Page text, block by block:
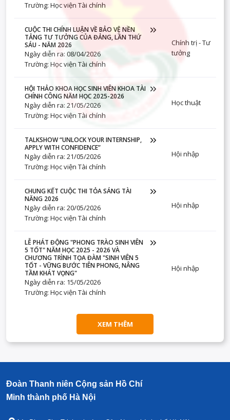
Trường: Học viện Tài chính
CUỘC THI CHÍNH LUẬN VỀ BẢO VỆ NỀN
TẢNG TƯ TƯỞNG CỦA ĐẢNG, LẦN THỨ
SÁU - NĂM 2026
Ngày diễn ra: 08/04/2026
Trường: Học viện Tài chính
Chính trị - Tư
tưởng
HỘI THẢO KHOA HỌC SINH VIÊN KHOA TÀI
CHÍNH CÔNG NĂM HỌC 2025-2026
Ngày diễn ra: 21/05/2026
Trường: Học viện Tài chính
Học thuật
TALKSHOW “UNLOCK YOUR INTERNSHIP,
APPLY WITH CONFIDENCE”
Ngày diễn ra: 21/05/2026
Trường: Học viện Tài chính
Hội nhập
CHUNG KẾT CUỘC THI TỎA SÁNG TÀI
NĂNG 2026
Ngày diễn ra: 20/05/2026
Trường: Học viện Tài chính
Hội nhập
LỄ PHÁT ĐỘNG "PHONG TRÀO SINH VIÊN
5 TỐT" NĂM HỌC 2025 - 2026 VÀ
CHƯƠNG TRÌNH TỌA ĐÀM "SINH VIÊN 5
TỐT - VỮNG BƯỚC TIÊN PHONG, NÂNG
TẦM KHÁT VỌNG"
Ngày diễn ra: 15/05/2026
Trường: Học viện Tài chính
Hội nhập
XEM THÊM
Đoàn Thanh niên Cộng sản Hồ Chí
Minh thành phố Hà Nội